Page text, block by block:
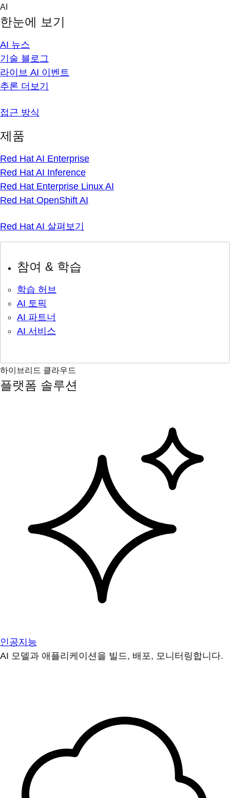
Skip
content
AI
한눈에 보기
AI 뉴스
기술 블로그
라이브 AI 이벤트
추론 더보기
접근 방식
제품
Red Hat AI Enterprise
Red Hat AI Inference
Red Hat Enterprise Linux AI
Red Hat OpenShift AI
Red Hat AI 살펴보기
참여 & 학습
학습 허브
AI 토픽
AI 파트너
AI 서비스
하이브리드 클라우드
플랫폼 솔루션
인공지능
AI 모델과 애플리케이션을 빌드, 배포, 모니터링합니다.